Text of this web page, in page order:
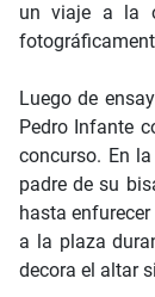
un viaje a la
Luego de
Pedro Infante
concurso. En
padre de su
hasta
a la plaza
decora el altar